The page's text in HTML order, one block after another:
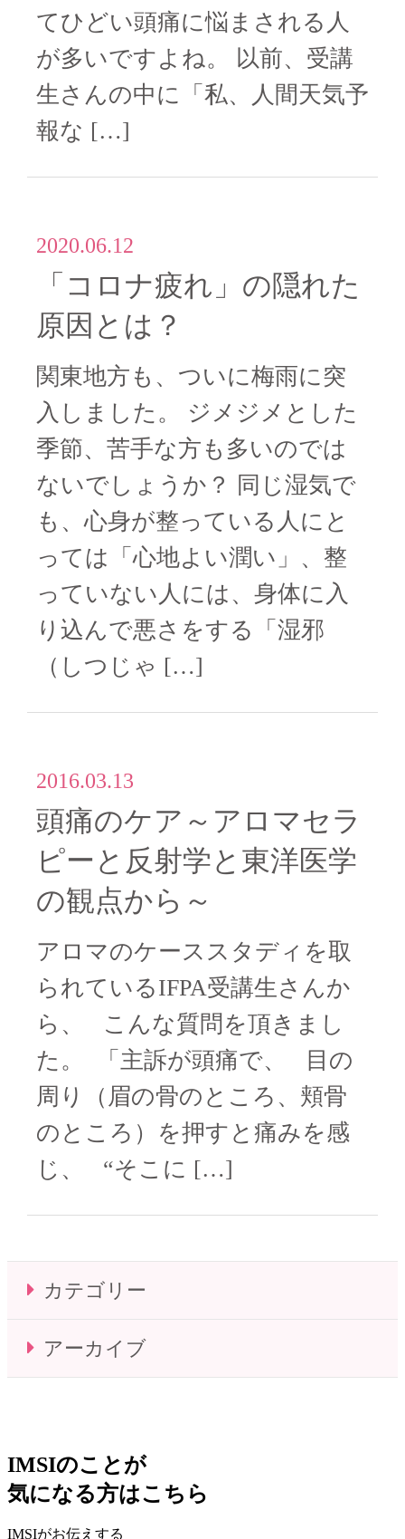
てひどい頭痛に悩まされる人
が多いですよね。 以前、受講
生さんの中に「私、人間天気予
報な […]
2020.06.12
「コロナ疲れ」の隠れた
原因とは？
関東地方も、ついに梅雨に突
入しました。 ジメジメとした
季節、苦手な方も多いのでは
ないでしょうか？ 同じ湿気で
も、心身が整っている人にと
っては「心地よい潤い」、整
っていない人には、身体に入
り込んで悪さをする「湿邪
（しつじゃ […]
2016.03.13
頭痛のケア～アロマセラ
ピーと反射学と東洋医学
の観点から～
アロマのケーススタディを取
られているIFPA受講生さんか
ら、 こんな質問を頂きまし
た。 「主訴が頭痛で、 目の
周り（眉の骨のところ、頬骨
のところ）を押すと痛みを感
じ、 “そこに […]
カテゴリー
アーカイブ
IMSIのことが
気になる方はこちら
IMSIがお伝えする